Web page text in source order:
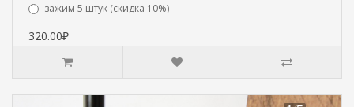
зажим 5 штук (скидка 10%)
320.00₽